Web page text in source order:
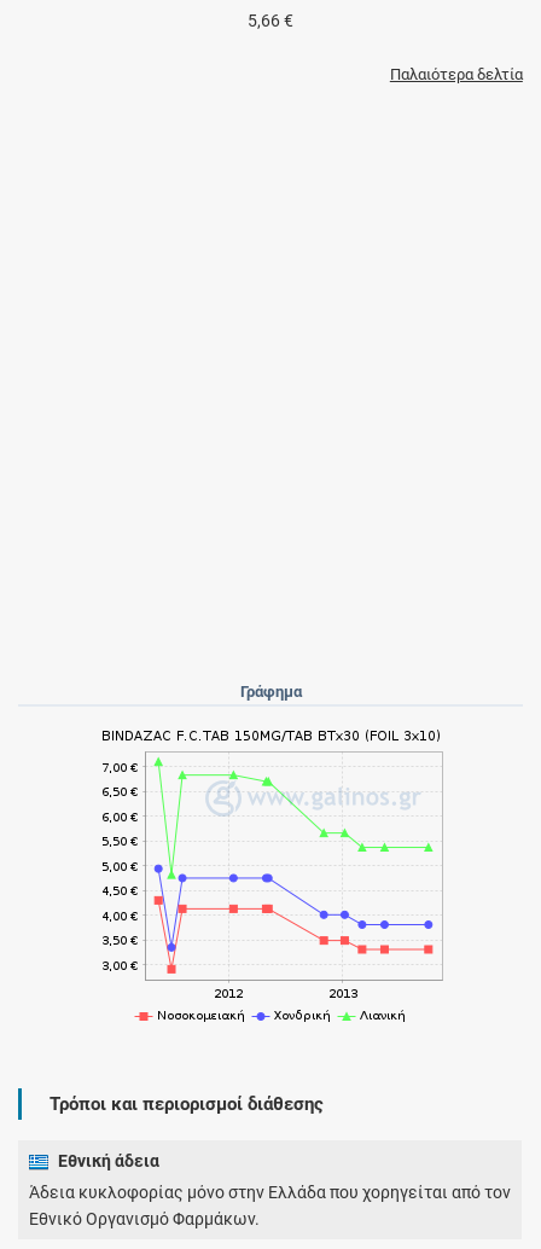
5,66 €
Παλαιότερα δελτία
Γράφημα
Τρόποι και περιορισμοί διάθεσης
Εθνική άδεια
Άδεια κυκλοφορίας μόνο στην Ελλάδα που χορηγείται από τον
Εθνικό Οργανισμό Φαρμάκων.